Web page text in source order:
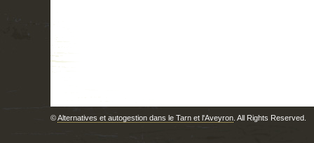
©Alternatives et autogestion dans le Tarn et l'Aveyron . All Rights Reserved.